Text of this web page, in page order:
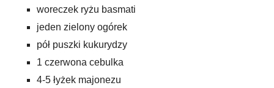
woreczek ryżu basmati
jeden zielony ogórek
pół puszki kukurydzy
1 czerwona cebulka
4-5 łyżek majonezu